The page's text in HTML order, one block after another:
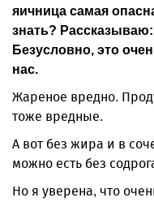
яичница самая
знать?
Безусловно, это
нас.
Жареное вредно.
тоже вредные.
А вот без жира и в
можно есть без
Но я уверена, что